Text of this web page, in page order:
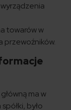
towarów w
przewoźników.
ma w
było